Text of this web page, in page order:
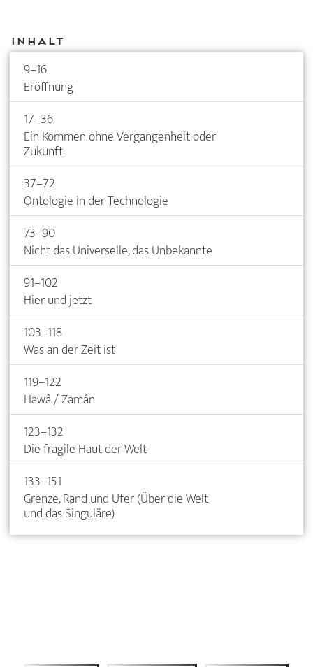
Inhalt
9–16
Eröffnung
17–36
Ein Kommen ohne Vergangenheit oder
Zukunft
37–72
Ontologie in der Technologie
73–90
Nicht das Universelle, das Unbekannte
91–102
Hier und jetzt
103–118
Was an der Zeit ist
119–122
Hawâ / Zamân
123–132
Die fragile Haut der Welt
133–151
Grenze, Rand und Ufer (Über die Welt
und das Singuläre)